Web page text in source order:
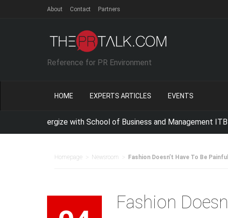
About Contact Partners
Reference for PR Environment
HOME EXPERTS ARTICLES EVENTS
Synergize with School of Business and Management ITB For
Homepage Newsroom Fashion Doesn’t Have To Be Painful
Fashion